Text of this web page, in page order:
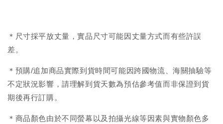
＊尺寸採平放丈量，實品尺寸可能因丈量方式而有些許誤
差。
＊預購/追加商品實際到貨時間可能因跨國物流、海關抽驗等
不定狀況影響，請理解到貨天數為預估參考值而非保證到貨
期後再行訂購。
＊商品顏色由於不同螢幕以及拍攝光線等因素與實物顏色多